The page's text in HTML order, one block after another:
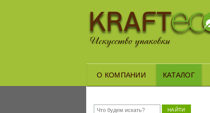
О КОМПАНИИ КАТАЛОГ
НАЙТИ